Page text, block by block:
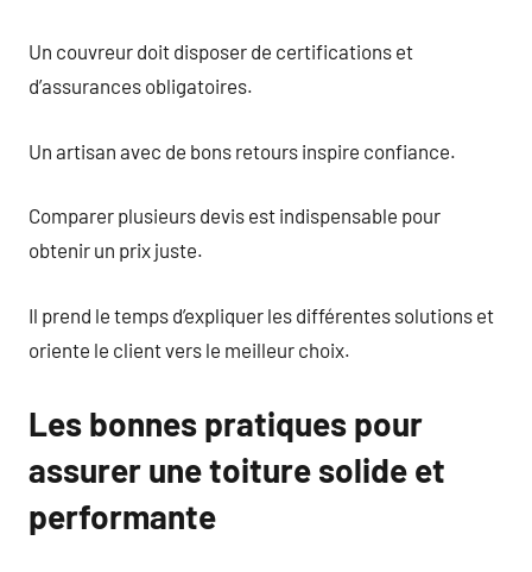
Un couvreur doit disposer de certifications et
d’assurances obligatoires.
Un artisan avec de bons retours inspire confiance.
Comparer plusieurs devis est indispensable pour
obtenir un prix juste.
Il prend le temps d’expliquer les différentes solutions et
oriente le client vers le meilleur choix.
Les bonnes pratiques pour
assurer une toiture solide et
performante